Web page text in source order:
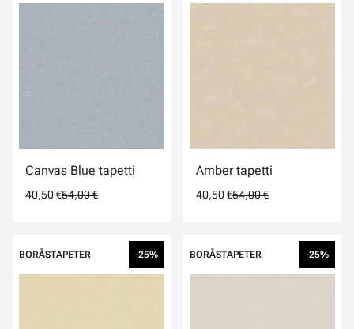
Canvas Blue tapetti
40,50 €54,00 €
Amber tapetti
40,50 €54,00 €
BORÅSTAPETER -25% BORÅSTAPETER -25%